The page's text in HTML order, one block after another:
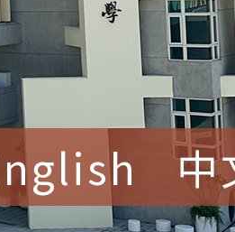
中
參加桃園市中